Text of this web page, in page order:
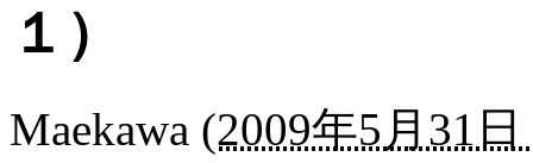
１）
Maekawa (2009年5月31日